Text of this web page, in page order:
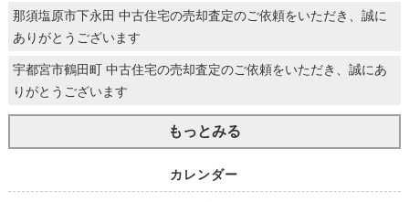
那須塩原市下永田 中古住宅の売却査定のご依頼をいただき、誠に
ありがとうございます
宇都宮市鶴田町 中古住宅の売却査定のご依頼をいただき、誠にあ
りがとうございます
もっとみる
カレンダー